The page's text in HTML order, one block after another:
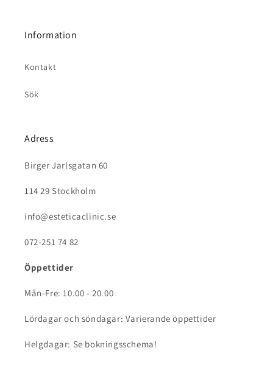
Information
Kontakt
Sök
Adress
Birger Jarlsgatan 60
114 29 Stockholm
info@esteticaclinic.se
072-251 74 82
Öppettider
Mån-Fre: 10.00 - 20.00
Lördagar och söndagar: Varierande öppettider
Helgdagar: Se bokningsschema!